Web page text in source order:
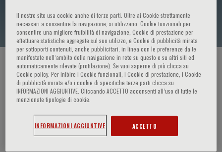
PRADO
HOME PAGE / CORSI ED EVENTI / RELATORE
Fernando José GONCALVES DO PRADO
Il nostro sito usa cookie anche di terze parti. Oltre ai Cookie strettamente
necessari a consentire la navigazione, si utilizzano, Cookie funzionali per
consentire una migliore fruibilità di navigazione, Cookie di prestazione per
effettuare statistiche aggregate sul suo utilizzo, e Cookie di pubblicità mirata
per sottoporti contenuti, anche pubblicitari, in linea con le preferenze da te
manifestate nell‘ambito della navigazione in rete su questo e su altri siti ed
automaticamente rilevate (profilazione). Se vuoi saperne di più clicca su
Cookie policy. Per inibire i Cookie funzionali, i Cookie di prestazione, i Cookie
di pubblicità mirata e/o i cookie di specifiche terze parti clicca su
INFORMAZIONI AGGIUNTIVE. Cliccando ACCETTO acconsenti all’uso di tutte le
menzionate tipologie di cookie.
INFORMAZIONI AGGIUNTIVE ACCETTO